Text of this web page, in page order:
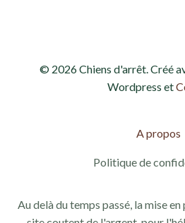
© 2026 Chiens d'arrêt. Créé
Wordpress et
A propos
Politique de
Au delà du temps passé, la mise